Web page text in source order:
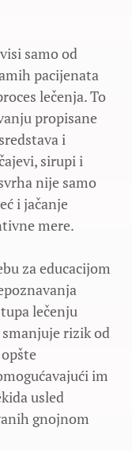
samo od
pacijenata
lečenja. To
propisane
i
sirupi i
nije samo
i jačanje
mere.
za educacijom
lečenju
rizik od
im
usled
gnojnom